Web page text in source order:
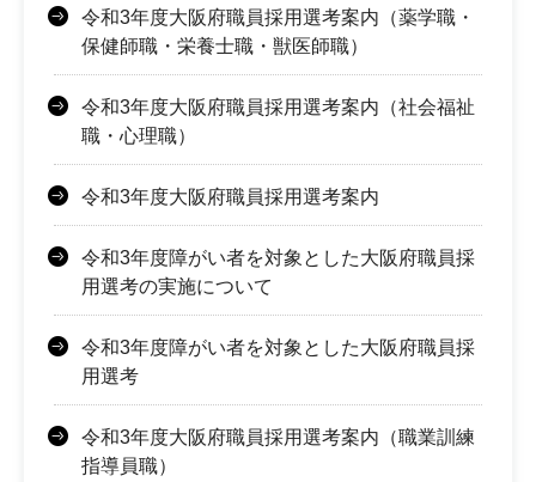
令和3年度大阪府職員採用選考案内（薬学職・
保健師職・栄養士職・獣医師職）
令和3年度大阪府職員採用選考案内（社会福祉
職・心理職）
令和3年度大阪府職員採用選考案内
令和3年度障がい者を対象とした大阪府職員採
用選考の実施について
令和3年度障がい者を対象とした大阪府職員採
用選考
令和3年度大阪府職員採用選考案内（職業訓練
指導員職）